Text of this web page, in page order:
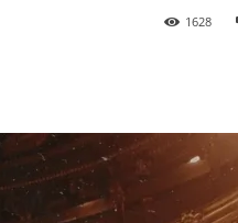
1628